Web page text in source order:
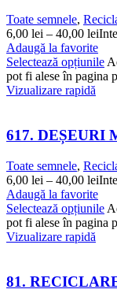
Toate semnele,
6,00 lei – 40,00 lei
Adaugă la favorite
Selectează opțiunile
pot fi alese în pagina
Vizualizare rapidă
617. DEȘEURI
Toate semnele,
6,00 lei – 40,00 lei
Adaugă la favorite
Selectează opțiunile
pot fi alese în pagina
Vizualizare rapidă
81.